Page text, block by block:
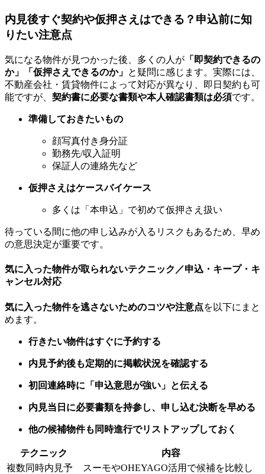
内見後すぐ契約や仮押さえはできる？申込前に知
りたい注意点
気になる物件が見つかった後、多くの人が 「即契約できるの
か」「仮押さえできるのか」 と疑問に感じます。実際には、
不動産会社・賃貸物件によって対応が異なり、即日契約も可
能ですが、 契約書に必要な書類や本人確認書類は必須です。
準備しておきたいもの
顔写真付き身分証
勤務先/収入証明
保証人の連絡先など
仮押さえはケースバイケース
多くは「本申込」で初めて仮押さえ扱い
待っている間に他の申し込みが入るリスクもあるため、早め
の意思決定が重要です。
気に入った物件が取られないテクニック／申込・キープ・キ
ャンセル対応
気に入った物件を逃さないためのコツや注意点を以下にまと
めます。
行きたい物件はすぐに予約する
内見予約後も定期的に掲載状況を確認する
初回連絡時に「申込意思が強い」と伝える
内見当日に必要書類を持参し、申し込む決断を早める
他の候補物件も同時進行でリストアップしておく
テクニック
内容
複数同時内見予
スーモやOHEYAGO活用で候補を比較し